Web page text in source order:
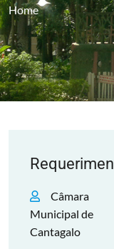
Home
Câmara
Municipal de
Cantagalo